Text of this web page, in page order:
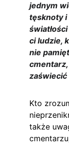
jednym
tęsknoty i
ci ludzie,
nie
zaświecić
Kto
także